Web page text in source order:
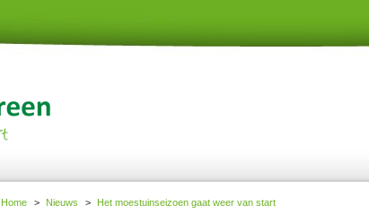
Home > Nieuws > Het moestuinseizoen gaat weer van start